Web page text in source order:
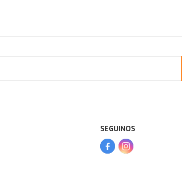
SEGUINOS
 